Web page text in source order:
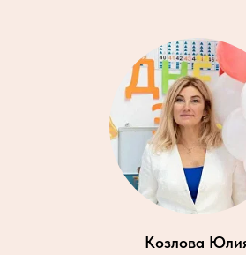
Козлова